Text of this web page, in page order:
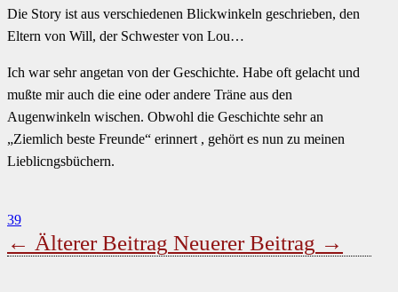
Die Story ist aus verschiedenen Blickwinkeln geschrieben, den
Eltern von Will, der Schwester von Lou…
Ich war sehr angetan von der Geschichte. Habe oft gelacht und
mußte mir auch die eine oder andere Träne aus den
Augenwinkeln wischen. Obwohl die Geschichte sehr an
„Ziemlich beste Freunde“ erinnert , gehört es nun zu meinen
Lieblicngsbüchern.
39
← Älterer Beitrag Neuerer Beitrag →